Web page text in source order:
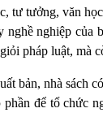
tư tưởng, văn
nghề nghiệp
pháp luật, mà
bản, nhà sách
để tổ chức